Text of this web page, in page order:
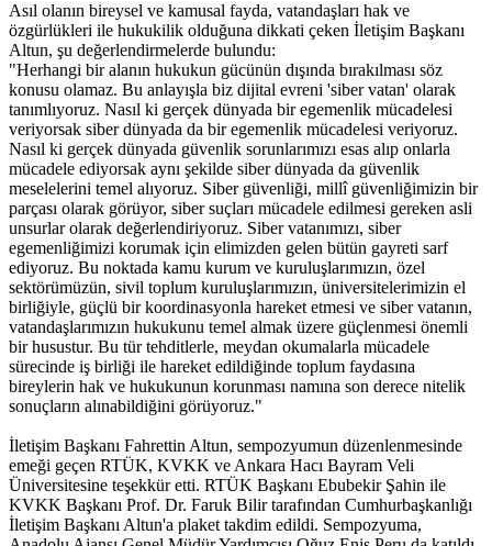
Asıl olanın bireysel ve kamusal fayda, vatandaşları hak ve
özgürlükleri ile hukukilik olduğuna dikkati çeken İletişim Başkanı
Altun, şu değerlendirmelerde bulundu:
"Herhangi bir alanın hukukun gücünün dışında bırakılması söz
konusu olamaz. Bu anlayışla biz dijital evreni 'siber vatan' olarak
tanımlıyoruz. Nasıl ki gerçek dünyada bir egemenlik mücadelesi
veriyorsak siber dünyada da bir egemenlik mücadelesi veriyoruz.
Nasıl ki gerçek dünyada güvenlik sorunlarımızı esas alıp onlarla
mücadele ediyorsak aynı şekilde siber dünyada da güvenlik
meselelerini temel alıyoruz. Siber güvenliği, millî güvenliğimizin bir
parçası olarak görüyor, siber suçları mücadele edilmesi gereken asli
unsurlar olarak değerlendiriyoruz. Siber vatanımızı, siber
egemenliğimizi korumak için elimizden gelen bütün gayreti sarf
ediyoruz. Bu noktada kamu kurum ve kuruluşlarımızın, özel
sektörümüzün, sivil toplum kuruluşlarımızın, üniversitelerimizin el
birliğiyle, güçlü bir koordinasyonla hareket etmesi ve siber vatanın,
vatandaşlarımızın hukukunu temel almak üzere güçlenmesi önemli
bir husustur. Bu tür tehditlerle, meydan okumalarla mücadele
sürecinde iş birliği ile hareket edildiğinde toplum faydasına
bireylerin hak ve hukukunun korunması namına son derece nitelik
sonuçların alınabildiğini görüyoruz."
İletişim Başkanı Fahrettin Altun, sempozyumun düzenlenmesinde
emeği geçen RTÜK, KVKK ve Ankara Hacı Bayram Veli
Üniversitesine teşekkür etti. RTÜK Başkanı Ebubekir Şahin ile
KVKK Başkanı Prof. Dr. Faruk Bilir tarafından Cumhurbaşkanlığı
İletişim Başkanı Altun'a plaket takdim edildi. Sempozyuma,